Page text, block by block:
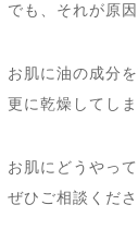
でも、それが原
お肌に油の成分
更に乾燥してし
お肌にどうやっ
ぜひご相談くだ